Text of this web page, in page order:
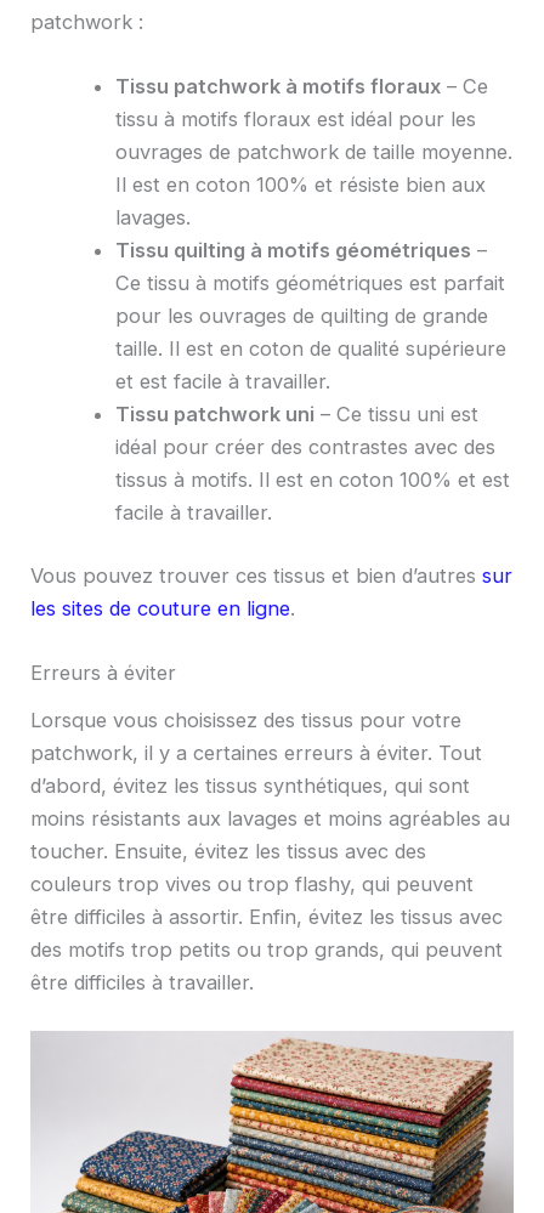
patchwork :
Tissu patchwork à motifs floraux– Ce
tissu à motifs floraux est idéal pour les
ouvrages de patchwork de taille moyenne.
Il est en coton 100% et résiste bien aux
lavages.
Tissu quilting à motifs géométriques –
Ce tissu à motifs géométriques est parfait
pour les ouvrages de quilting de grande
taille. Il est en coton de qualité supérieure
et est facile à travailler.
Tissu patchwork uni – Ce tissu uni est
idéal pour créer des contrastes avec des
tissus à motifs. Il est en coton 100% et est
facile à travailler.
Vous pouvez trouver ces tissus et bien d’autressur
les sites de couture en ligne.
Erreurs à éviter
Lorsque vous choisissez des tissus pour votre
patchwork, il y a certaines erreurs à éviter. Tout
d’abord, évitez les tissus synthétiques, qui sont
moins résistants aux lavages et moins agréables au
toucher. Ensuite, évitez les tissus avec des
couleurs trop vives ou trop flashy, qui peuvent
être difficiles à assortir. Enfin, évitez les tissus avec
des motifs trop petits ou trop grands, qui peuvent
être difficiles à travailler.